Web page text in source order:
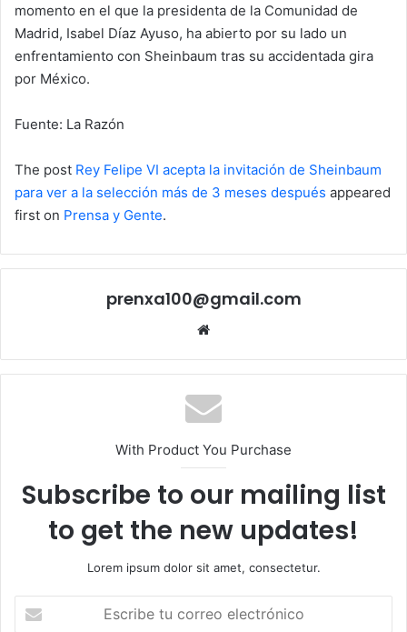
momento en el que la presidenta de la Comunidad de
Madrid, Isabel Díaz Ayuso, ha abierto por su lado un
enfrentamiento con Sheinbaum tras su accidentada gira
por México.
Fuente: La Razón
The post Rey Felipe VI acepta la invitación de Sheinbaum
para ver a la selección más de 3 meses después appeared
first on Prensa y Gente.
prenxa100@gmail.com
With Product You Purchase
Subscribe to our mailing list
to get the new updates!
Lorem ipsum dolor sit amet, consectetur.